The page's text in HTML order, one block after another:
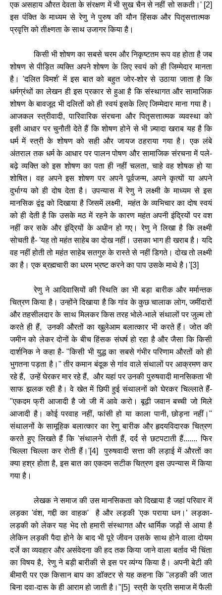
एक असहाय औरत देवता के संरक्षण में भी सुख चैन से नहीं सो सकती। ' [2]
इस पंक्ति के माध्यम से रेणु ने पुरुष की यौन हिंसक और पितृसत्तात्मक
प्रवृत्ति को तीक्ष्णता के साथ उजागर किया है।
किसी भी शोषण का सबसे चरम और निकृष्टतम रूप वह होता है जब
शोषण से पीड़ित व्यक्ति अपने शोषण के लिए स्वयं को ही जिम्मेदार मानता
है।
'दलित विमर्श'में इस बात को बहुत जोर-शोर से उठाया जाता है कि
धर्मग्रंथों का लेखन ही इस प्रकार से हुआ है कि संस्थागत और सामाजिक
शोषण के बावजूद भी दलितों को ही स्वयं इसके लिए जिम्मेदार माना गया है।
आजकल स्त्रीवादी,पारिवारिक संरचना और पितृसत्तात्मक व्यवस्था को
इसी आधार पर चुनौती देते हैं कि शोषण होने से भी ज़्यादा खराब यह है कि
धर्म में स्त्री के शोषण को सही और जायज ठहराया गया है। एक लंबे
अंतराल तक धर्म के आधार पर पालन पोषण और सामाजिक संरचना में पले-
बढ़े व्यक्ति को इस शोषण का पता ही नहीं चलता,चाहे वह शोषक हो या
शोषित।
वह अपने इस शोषण पर अपने पूर्वजन्म, अपने कृत्यों या अपने
दुर्भाग्य को ही दोष देता है। उपन्यास में रेणु ने लक्ष्मी के माध्यम से इस
मानसिक द्वंद्व को दिखाया है जिसमें लक्ष्मी, महंत के व्यभिचार का दोष स्वयं
को ही देती है कि उसके मठ में रहने के कारण महंत अपनी इंद्रियों पर वश
नहीं कर सके और इंद्रियों के अधीन हो गए। रेणु ने लिखा है कि लक्ष्मी
सोचती है- 'यह तो महंत साहेब का दोख नहीं। उसका भाग ही खराब है। यदि
वह नहीं होती तो महंत साहेब सतगुरु के रास्ते से नहीं डिगते। दोख तो लक्ष्मी
का है। एक ब्रह्मचारी का धरम भ्रष्ट करने का पाप उसके माथे है। '[3]
रेणु ने आदिवासियों की स्थिति का भी बड़ा बारीक और मर्मान्तक
चित्रण किया है। उन्होंने दिखाया है कि गांव के कुछ चालाक लोग,जमींदारों
और तहसीलदार के साथ मिलकर किस तरह भोले-भाले संथालों पर जुल्म तो
करते ही हैं, उनकी औरतों का खुलेआम बलात्कार भी करते हैं। जोत की
जमीन को लेकर दोनों के बीच हिंसक संघर्ष हो रहा है और जैसा कि किसी
दार्शनिक ने कहा है- "किसी भी युद्ध का सबसे गंभीर परिणाम औरतों को ही
भुगतना पड़ता है। "तीर कमान बंदूक से गांव वाले संथालों पर आक्रमण कर
रहे हैं, उन्हें घेरकर मार रहे हैं, और यहां पर उनकी पुरुषवादी मानसिकता भी
साफ झलक रही है। वे खेत में छिपी हुई संथालनों को घेरकर चिल्लाते हैं-
"एकदम फ्री आजादी है जो जी में आवे करो। बूढ़ी जवान बच्ची जो मिले
आजादी है। कोई परवाह नहीं,फांसी हो या काला पानी,छोड़ना नहीं।"
संथालनों के सामूहिक बलात्कार का रेणु बारीक और हृदयविदारक चित्रण
करते हुए लिखते हैं कि 'संथालने रोती हैं,दर्द से छटपटाती हैं.......फिर
चिल्ला चिल्ला कर रोती हैं। '[4] पुरुषवादी सत्ता की लड़ाई में औरतों का
क्या हश्र होता है,इस बात का एकदम सटीक चित्रण इस उपन्यास में किया
गया है।
लेखक ने समाज की उस मानसिकता को दिखाया है जहां परिवार में
लड़का 'वंश,गद्दी का वाहक' है और लड़की 'एक पराया धन। ’लड़का-
लड़की को लेकर यह भेद तो हमारी संस्थागत और धार्मिक जड़ों से आया है
लेकिन लड़की पैदा होने के बाद भी पूरे जीवन उसके साथ होने वाला दोयम
दर्जे का व्यवहार और असंवेदना की हद तक किया जाने वाला बर्ताव भी चिंता
का विषय है, रेणु ने बड़ी बारीकी से इस पर व्यंग्य किया है। अपनी बेटी की
बीमारी पर एक किसान बाप का डॉक्टर से यह कहना कि"लड़की की जात
बिना दवा-दारू के ही आराम हो जाती है।"[5] स्त्री के प्रति समाज में फैली